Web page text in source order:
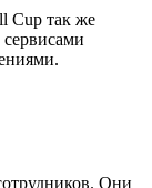
Cup так же
Они